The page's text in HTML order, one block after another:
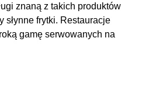
znaną z takich produktów
słynne frytki. Restauracje
gamę serwowanych na